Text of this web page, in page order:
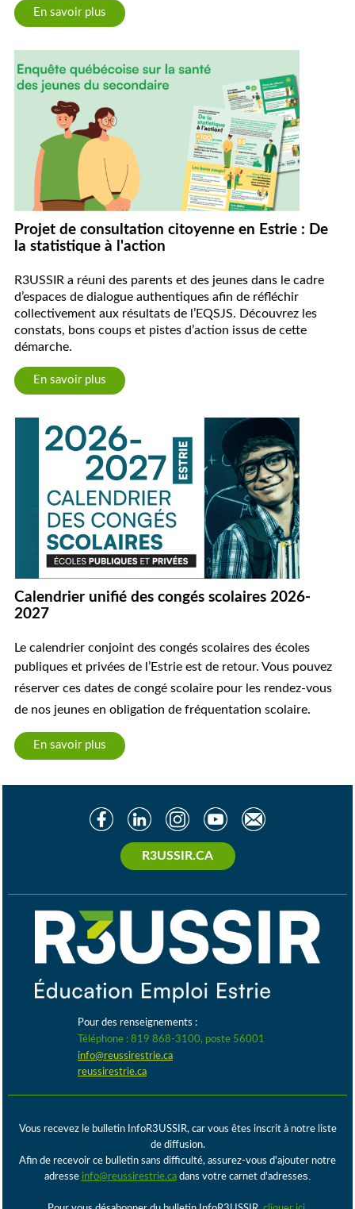
En savoir plus
Projet de consultation citoyenne en Estrie : De
la statistique à l'action
R3USSIR a réuni des parents et des jeunes dans le cadre
d’espaces de dialogue authentiques afin de réfléchir
collectivement aux résultats de l’EQSJS. Découvrez les
constats, bons coups et pistes d’action issus de cette
démarche.
En savoir plus
Calendrier unifié des congés scolaires 2026-
2027
Le calendrier conjoint des congés scolaires des écoles
publiques et privées de l’Estrie est de retour. Vous pouvez
réserver ces dates de congé scolaire pour les rendez-vous
de nos jeunes en obligation de fréquentation scolaire.
En savoir plus
R3USSIR.CA
Pour des renseignements :
Téléphone : 819 868-3100, poste 56001
info@reussirestrie.ca
reussirestrie.ca
Vous recevez le bulletin InfoR3USSIR, car vous êtes inscrit à notre liste
de diffusion.
Afin de recevoir ce bulletin sans difficulté, assurez-vous d'ajouter notre
adresse info@reussirestrie.ca dans votre carnet d'adresses.